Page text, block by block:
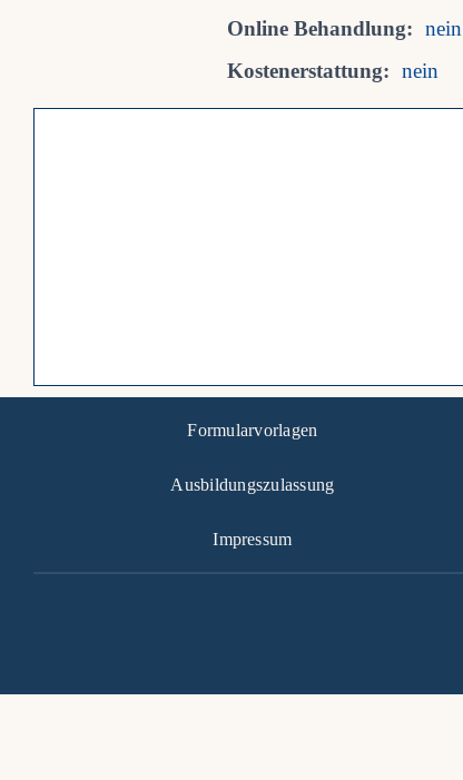
Online Behandlung: nein
Kostenerstattung: nein
Formularvorlagen
Ausbildungszulassung
Impressum